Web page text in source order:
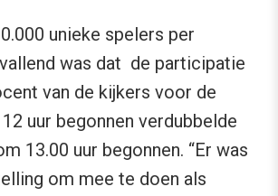
unieke spelers per
was dat de participatie
van de kijkers voor de
uur begonnen verdubbelde
13.00 uur begonnen. “Er was
om mee te doen als